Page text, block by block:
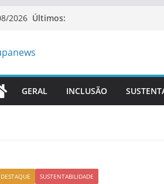
2026 Últimos:
GERAL INCLUSÃO
DESTAQUE SUSTENTABILIDADE